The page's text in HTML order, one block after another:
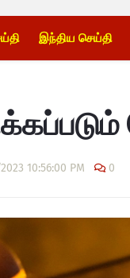
இந்திய செய்தி
10:56:00 PM 0